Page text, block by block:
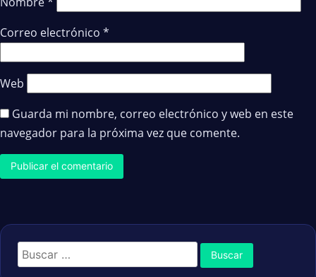
Correo electrónico *
Web
Guarda mi nombre, correo electrónico y web en este
navegador para la próxima vez que comente.
Buscar: